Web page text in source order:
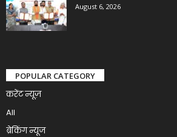
August 6, 2026
POPULAR CATEGORY
करेंट न्यूज़
All
ब्रेकिंग न्यूज